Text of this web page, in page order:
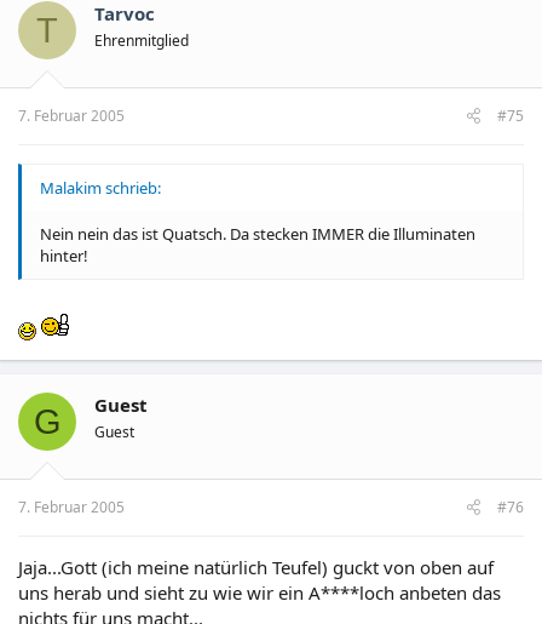
T Tarvoc
Ehrenmitglied
7. Februar 2005 #75
Malakim schrieb:
Nein nein das ist Quatsch. Da stecken IMMER die Illuminaten
hinter!
G Guest
Guest
7. Februar 2005 #76
Jaja...Gott (ich meine natürlich Teufel) guckt von oben auf
uns herab und sieht zu wie wir ein A****loch anbeten das
nichts für uns macht...